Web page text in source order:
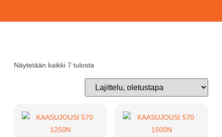
Näytetään kaikki 7 tulosta